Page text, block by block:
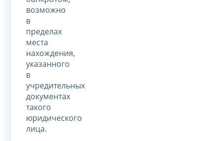
возможно
в
пределах
места
нахождения,
указанного
в
учредительных
документах
такого
юридического
лица.